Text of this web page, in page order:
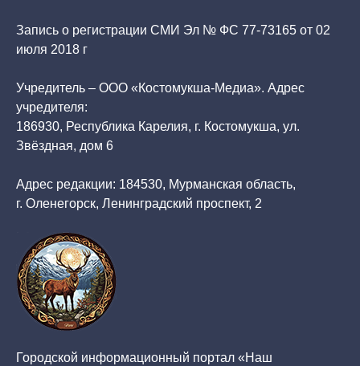
Запись о регистрации СМИ Эл № ФС 77-73165 от 02
июля 2018 г
Учредитель – ООО «Костомукша-Медиа». Адрес
учредителя:
186930, Республика Карелия, г. Костомукша, ул.
Звёздная, дом 6
Адрес редакции: 184530, Мурманская область,
г. Оленегорск, Ленинградский проспект, 2
Городской информационный портал «Наш